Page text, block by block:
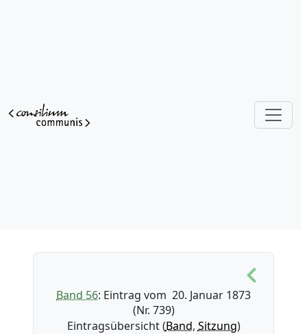
Band 56: Eintrag vom 20. Januar 1873
(Nr. 739)
Eintragsübersicht (Band, Sitzung)